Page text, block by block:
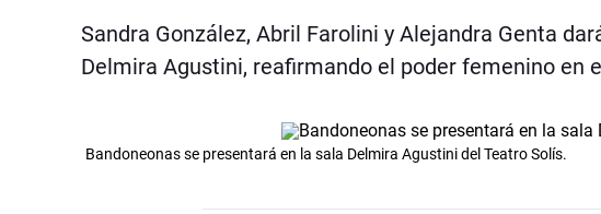
Sandra González, Abril Farolini y Alejandra Genta
Delmira Agustini, reafirmando el poder femenino en
Bandoneonas se presentará en la sala Delmira Agustini del Teatro Solís.